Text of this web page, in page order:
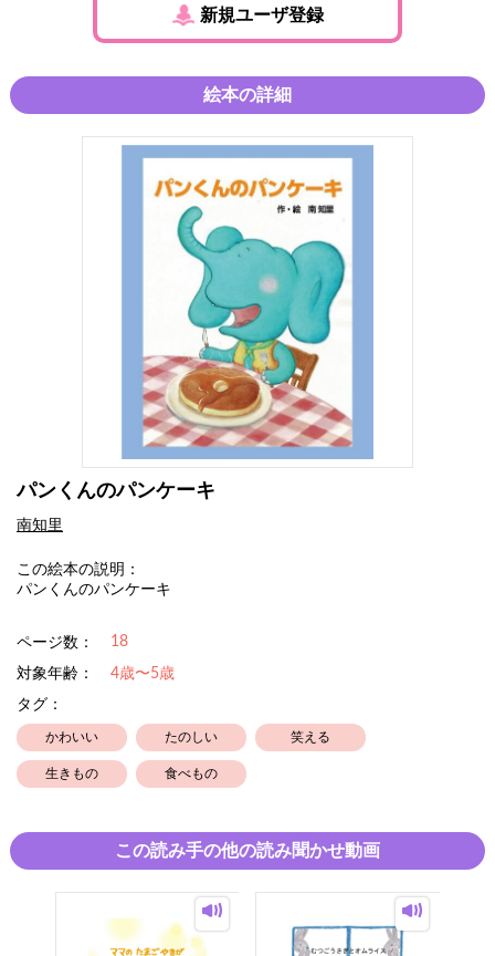
新規ユーザ登録
絵本の詳細
パンくんのパンケーキ
南知里
この絵本の説明：
パンくんのパンケーキ
ページ数： 18
対象年齢：
4歳〜5歳
タグ：
かわいい たのしい 笑える
生きもの 食べもの
この読み手の他の読み聞かせ動画